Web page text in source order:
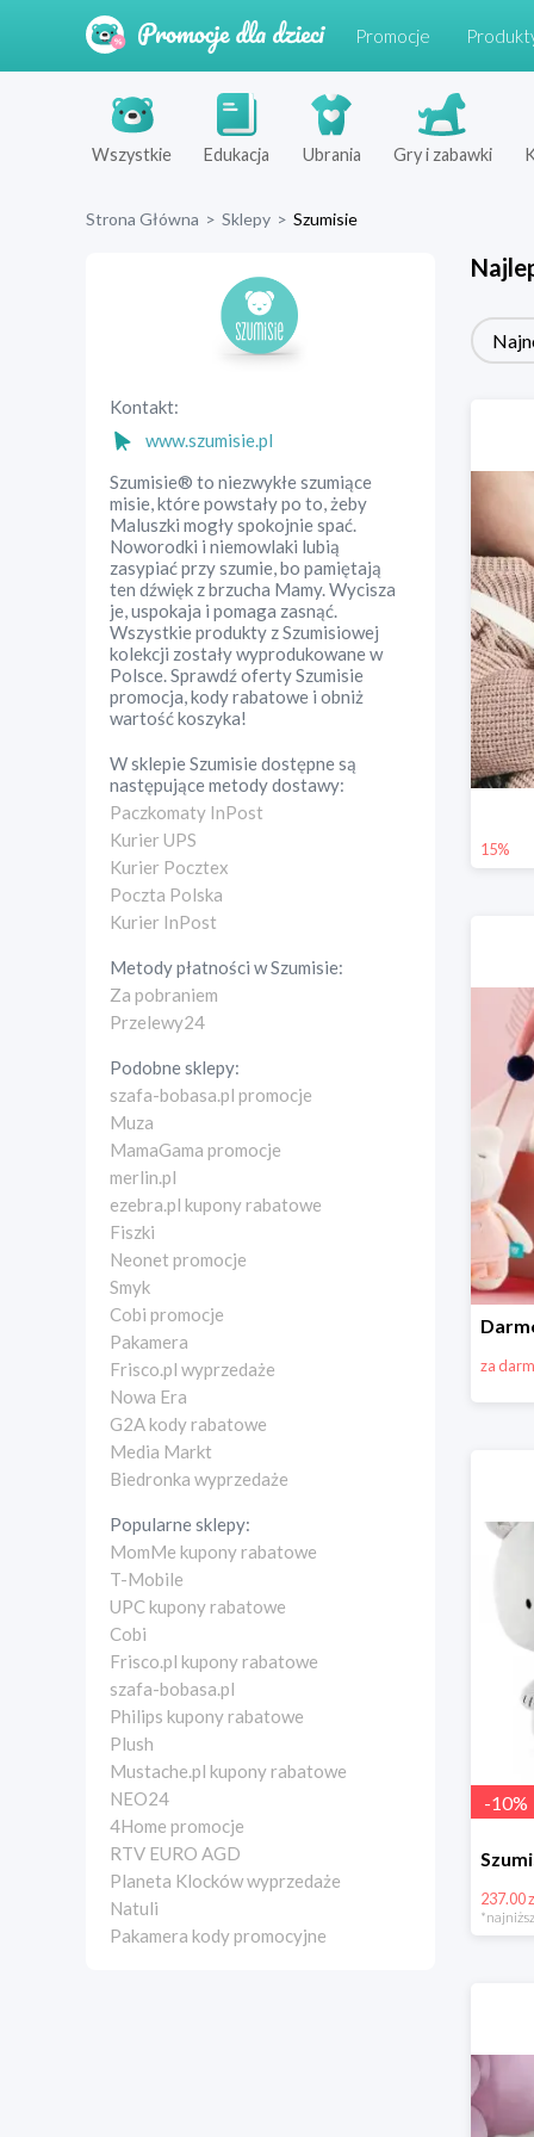
Promocje
Wszystkie Edukacja Ubrania Gry i zabawki
Strona Główna > Sklepy > Szumisie
Kontakt:
www.szumisie.pl
Szumisie® to niezwykłe szumiące
misie, które powstały po to, żeby
Maluszki mogły spokojnie spać.
Noworodki i niemowlaki lubią
zasypiać przy szumie, bo pamiętają
ten dźwięk z brzucha Mamy. Wycisza
je, uspokaja i pomaga zasnąć.
Wszystkie produkty z Szumisiowej
kolekcji zostały wyprodukowane w
Polsce. Sprawdź oferty Szumisie
promocja, kody rabatowe i obniż
wartość koszyka!
W sklepieSzumisiedostępne są
następujące metody dostawy:
Paczkomaty InPost
Kurier UPS
Kurier Pocztex
Poczta Polska
Kurier InPost
Metody płatności wSzumisie:
Za pobraniem
Przelewy24
Podobne sklepy:
szafa-bobasa.pl promocje
Muza
MamaGama promocje
merlin.pl
ezebra.pl kupony rabatowe
Fiszki
Neonet promocje
Smyk
Cobi promocje
Pakamera
Frisco.pl wyprzedaże
Nowa Era
G2A kody rabatowe
Media Markt
Biedronka wyprzedaże
Popularne sklepy:
MomMe kupony rabatowe
T-Mobile
UPC kupony rabatowe
Cobi
Frisco.pl kupony rabatowe
szafa-bobasa.pl
Philips kupony rabatowe
Plush
Mustache.pl kupony rabatowe
NEO24
4Home promocje
RTV EURO AGD
Planeta Klocków wyprzedaże
Natuli
Pakamera kody promocyjne
15%
za
-10%
237.00